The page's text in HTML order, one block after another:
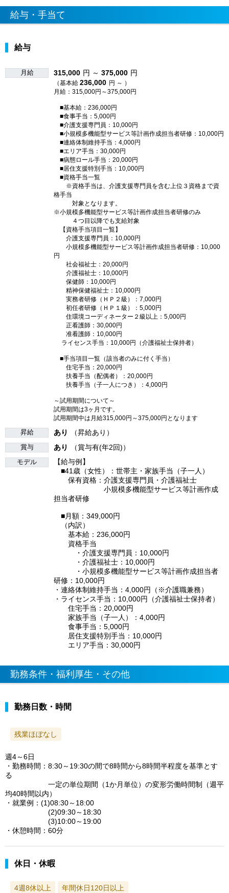
給与・手当て
給与
月給 315,000 円 ～ 375,000 円
（基本給 236,000 円 ～ ）
月給：315,000円～375,000円
■基本給：236,000円
■食事手当：5,000円
■介護支援専門員：10,000円
■小規模多機能型サービス等計画作成担当者研修：10,000円
■連絡体制維持手当：4,000円
■エリア手当：30,000円
■病態ロール手当：20,000円
■居住支援特別手当：10,000円
■資格手当一覧
※資格手当は、介護支援専門員を含む上位３資格まで資
格手当
対象となります。
※小規模多機能型サービス等計画作成担当者研修のみ
４つ目以降でも支給対象
【資格手当項目一覧】
介護支援専門員：10,000円
小規模多機能型サービス等計画作成担当者研修：10,000
円
社会福祉士：20,000円
介護福祉士：10,000円
保健師：10,000円
精神保健福祉士：10,000円
実務者研修（ＨＰ２級）：7,000円
初任者研修（ＨＰ１級）：5,000円
住環境コーディネーター２級以上：5,000円
正看護師：30,000円
准看護師：10,000円
ライセンス手当：10,000円（介護福祉士保持者）
■手当項目一覧（該当者のみに付く手当）
住宅手当：20,000円
扶養手当（配偶者）：20,000円
扶養手当（子一人につき）：4,000円
～試用期間について～
試用期間は3ヶ月です。
試用期間中は月給315,000円～375,000円となります
昇給 あり （昇給あり）
賞与 あり （賞与有(年2回)）
モデル
【給与例】
■41歳（女性）：世帯主・家族手当（子一人）
保有資格：介護支援専門員・介護福祉士
小規模多機能型サービス等計画作成
担当者研修
■月額：349,000円
（内訳）
基本給：236,000円
資格手当
・介護支援専門員：10,000円
・介護福祉士：10,000円
・小規模多機能型サービス等計画作成担当者
研修：10,000円
・連絡体制維持手当：4,000円（※介護職兼務）
・ライセンス手当：10,000円（介護福祉士保持者）
住宅手当：20,000円
家族手当（子一人）：4,000円
食事手当：5,000円
居住支援特別手当：10,000円
エリア手当：30,000円
勤務条件・福利厚生・その他
勤務日数・時間
残業ほぼなし
週4～6日
・勤務時間：8:30～19:30の間で8時間から8時間半程度を基準とす
る
一定の単位期間（1か月単位）の変形労働時間制（週平
均40時間以内）
・就業例：(1)08:30～18:00
(2)09:30～18:30
(3)10:00～19:00
・休憩時間：60分
休日・休暇
4週8休以上 年間休日120日以上